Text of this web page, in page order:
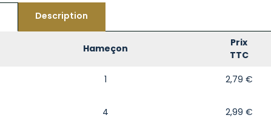
Description
Hameçon
Prix
TTC
1 2,79 €
4 2,99 €